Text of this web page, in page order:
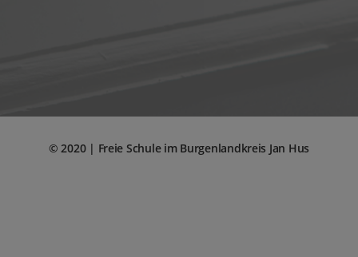
© 2020 | Freie Schule im Burgenlandkreis Jan Hus